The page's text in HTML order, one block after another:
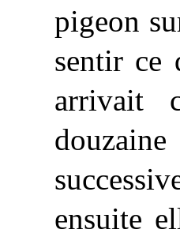
pigeon
sentir ce
arrivait
ensuite